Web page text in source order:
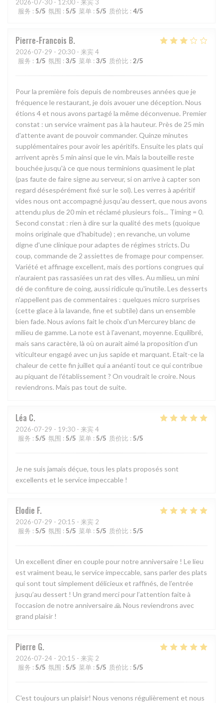
2026-07-30 - 12:00 - 来宾 3
服务 : 5/5 氛围 : 5/5 菜单 : 5/5 质价比 : 4/5
Pierre-Francois B
2026-07-29 - 20:30 - 来宾 4
服务 : 1/5 氛围 : 3/5 菜单 : 3/5 质价比 : 2/5
Pour la première fois depuis de nombreuses années que je
fréquence le restaurant, je dois avouer une déception. Nous
étions 4 et nous avons partagé la même déconvenue. Premier
constat : un service vraiment pas à la hauteur. Près de 25 min
d'attente avant de pouvoir commander. Quinze minutes
supplémentaires pour avoir les apéritifs. Ensuite les plats qui
arrivent après 5 min ainsi que le vin. Mais la bouteille reste
bouchée jusqu'à ce que nous terminions quasiment le plat
(pas faute de faire signe au serveur, si on arrive à capter son
regard désespérément fixé sur le sol). Les verres à apéritif
vides nous ont accompagné jusqu'au dessert, que nous avons
attendu plus de 20 min et réclamé plusieurs fois... Timing = 0.
Second constat : rien à dire sur la qualité des mets (quoique
moins originale que d'habitude) ; en revanche, un volume
digne d'une clinique pour adaptes de régimes stricts. Du
coup, commande de 2 assiettes de fromage pour compenser.
Variété et affinage excellent, mais des portions congrues qui
n'auraient pas rassasiées un rat des villes. Au milieu, un mini
dé de confiture de coing, aussi ridicule qu'inutile. Les desserts
n'appellent pas de commentaires : quelques micro surprises
(cette glace à la lavande, fine et subtile) dans un ensemble
bien fade. Nous avions fait le choix d'un Mercurey blanc de
milieu de gamme. La note est à l'avenant, moyenne. Equilibré,
mais sans caractère, là où on aurait aimé la proposition d'un
viticulteur engagé avec un jus sapide et marquant. Etait-ce la
chaleur de cette fin juillet qui a anéanti tout ce qui contribue
au piquant de l'établissement ? On voudrait le croire. Nous
reviendrons. Mais pas tout de suite.
Léa C
2026-07-29 - 19:30 - 来宾 4
服务 : 5/5 氛围 : 5/5 菜单 : 5/5 质价比 : 5/5
Je ne suis jamais déçue, tous les plats proposés sont
excellents et le service impeccable !
Elodie F
2026-07-29 - 20:15 - 来宾 2
服务 : 5/5 氛围 : 5/5 菜单 : 5/5 质价比 : 5/5
Un excellent dîner en couple pour notre anniversaire ! Le lieu
est vraiment beau, le service impeccable, sans parler des plats
qui sont tout simplement délicieux et raffinés, de l’entrée
jusqu’au dessert ! Un grand merci pour l’attention faite à
l’occasion de notre anniversaire 🙏 Nous reviendrons avec
grand plaisir !
Pierre G
2026-07-24 - 20:15 - 来宾 2
服务 : 5/5 氛围 : 5/5 菜单 : 5/5 质价比 : 5/5
C'est toujours un plaisir! Nous venons régulièrement et nous